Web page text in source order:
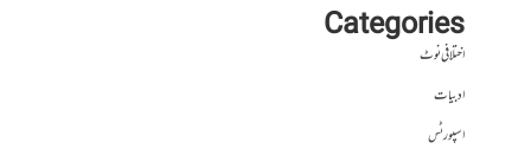
Categories
اختلافی نوٹ
ادبیات
اسپورٹس